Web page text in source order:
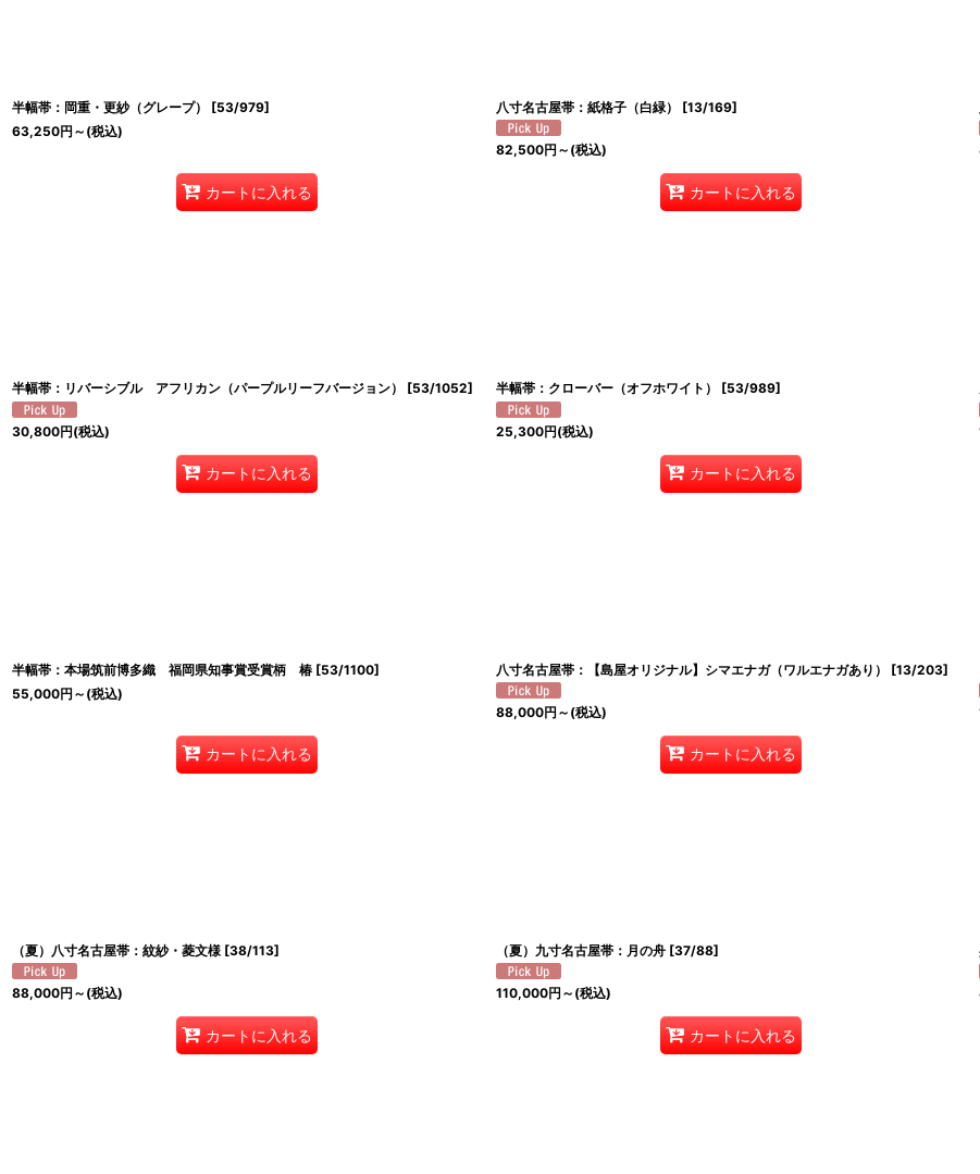
半幅帯：岡重・更紗（グレープ） [53/979]
63,250円 ～ (税込)
カートに入れる
八寸名古屋帯：紙格子（白緑） [13/169]
82,500円 ～ (税込)
カートに入れる
半幅帯：リバーシブル アフリカン（パープルリーフバージョン） [53/1052]
30,800円(税込)
カートに入れる
半幅帯：クローバー（オフホワイト） [53/989]
25,300円(税込)
カートに入れる
半幅帯：本場筑前博多織 福岡県知事賞受賞柄 椿 [53/1100]
55,000円 ～ (税込)
カートに入れる
八寸名古屋帯：【島屋オリジナル】シマエナガ（ワルエナガあり） [13/203]
88,000円 ～ (税込)
カートに入れる
（夏）八寸名古屋帯：紋紗・菱文様 [38/113]
88,000円 ～ (税込)
カートに入れる
（夏）九寸名古屋帯：月の舟 [37/88]
110,000円 ～ (税込)
カートに入れる